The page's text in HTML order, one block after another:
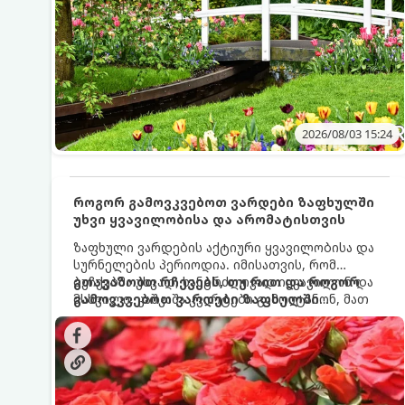
2026/08/03 15:24
როგორ გამოვკვებოთ ვარდები ზაფხულში
უხვი ყვავილობისა და არომატისთვის
ზაფხული ვარდების აქტიური ყვავილობისა და
სურნელების პერიოდია. იმისათვის, რომ
ბუჩქებმა უხვად, ხანგრძლივად იყვავილონ და
მსხვილი, კაშკაშა კვირტები გამოიტანონ, მათ
რეგულარული და სწორი გამოკვება
სჭირდებათ. ზაფხულის პერიოდში მცენარის
მოთხოვნილებები იცვლება, ამიტომ
მნიშვნელოვანია ვიცოდეთ, რომელი სასუქები
გამოიყენება ამ დროს.
გთავაზობთ რჩევებს, თუ რით და როგორ
გამოვკვებოთ ვარდები ზაფხულში
საუკეთესო შედეგის მისაღწევად: